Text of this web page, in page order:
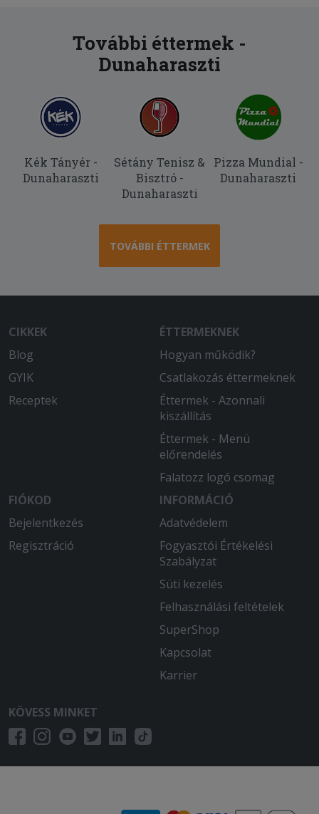
kíványcsiság volt, elsődlegesen pdig a
tartalom, amely finom és kielégítő volt.
Köszönjük a kiszolgálást.
További éttermek -
Dunaharaszti
Kék Tányér -
Dunaharaszti
Sétány Tenisz &
Bisztró -
Dunaharaszti
Pizza Mundial -
Dunaharaszti
TOVÁBBI ÉTTERMEK
CIKKEK
Blog
GYIK
Receptek
ÉTTERMEKNEK
Hogyan működik?
Csatlakozás éttermeknek
Éttermek - Azonnali
kiszállítás
Éttermek - Menü
előrendelés
Falatozz logó csomag
FIÓKOD
Bejelentkezés
Regisztráció
INFORMÁCIÓ
Adatvédelem
Fogyasztói Értékelési
Szabályzat
Süti kezelés
Felhasználási feltételek
SuperShop
Kapcsolat
Karrier
KÖVESS MINKET